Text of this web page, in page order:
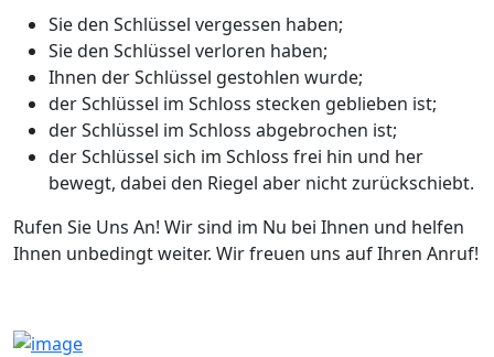
Sie den Schlüssel vergessen haben;
Sie den Schlüssel verloren haben;
Ihnen der Schlüssel gestohlen wurde;
der Schlüssel im Schloss stecken geblieben ist;
der Schlüssel im Schloss abgebrochen ist;
der Schlüssel sich im Schloss frei hin und her
bewegt, dabei den Riegel aber nicht zurückschiebt.
Rufen Sie Uns An! Wir sind im Nu bei Ihnen und helfen
Ihnen unbedingt weiter. Wir freuen uns auf Ihren Anruf!